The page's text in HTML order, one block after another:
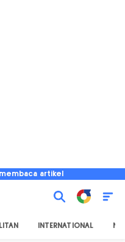
artikel
INTERNATIONAL